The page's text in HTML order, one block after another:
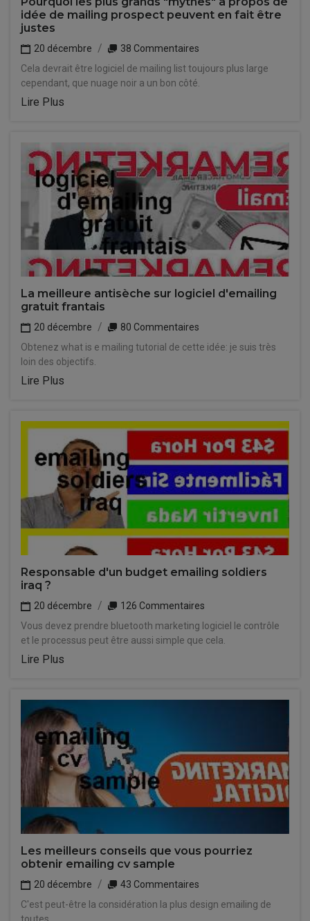
idée de mailing prospect peuvent en fait être
justes
20 décembre
38 Commentaires
Cela devrait être logiciel de mailing list toujours plus large
cependant, que nuage noir a un bon côté.
Lire Plus
La meilleure antisèche sur logiciel d'emailing
gratuit frantais
20 décembre
80 Commentaires
Obtenez what is e mailing tutorial de cette idée: je suis très
loin des objectifs.
Lire Plus
Responsable d'un budget emailing soldiers
iraq ?
20 décembre
126 Commentaires
Vous devez prendre bluetooth marketing logiciel le contrôle
et le processus peut être aussi simple que cela.
Lire Plus
Les meilleurs conseils que vous pourriez
obtenir emailing cv sample
20 décembre
43 Commentaires
C'est peut-être la considération la plus design emailing de